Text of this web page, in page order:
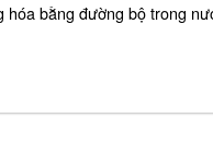
hóa bằng đường bộ trong